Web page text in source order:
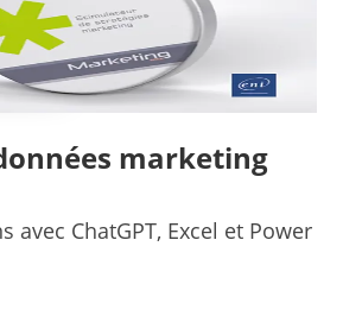
marketing
avec ChatGPT, Excel et Power